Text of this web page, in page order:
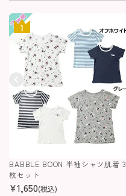
BABBLE BOON 半袖シャツ肌着 3
枚セット
¥1,650(税込)